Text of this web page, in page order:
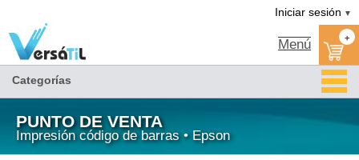
CARTUCHO P/GP-C831 MAGENTA-EPSON/Epson/Impresión código de barras/Punto
Iniciar sesión ▼
Menú +
Categorías
PUNTO DE VENTA
Impresión código de barras • Epson